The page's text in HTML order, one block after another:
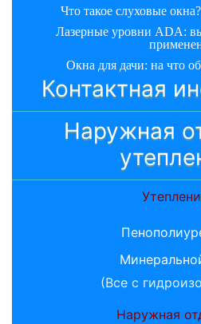
Что такое слуховые
Лазерные уровни ADA:
Окна для дачи: на что
Контактная
Наружная
(Все с
Наружная